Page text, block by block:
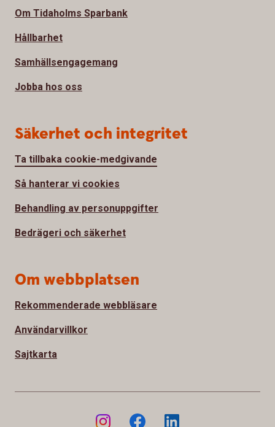
Om Tidaholms Sparbank
Hållbarhet
Samhällsengagemang
Jobba hos oss
Säkerhet och integritet
Ta tillbaka cookie-medgivande
Så hanterar vi cookies
Behandling av personuppgifter
Bedrägeri och säkerhet
Om webbplatsen
Rekommenderade webbläsare
Användarvillkor
Sajtkarta